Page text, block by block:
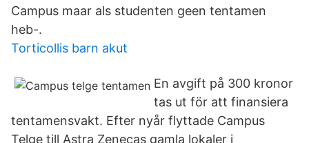
Campus maar als studenten geen tentamen
heb-.
Torticollis barn akut
En avgift på 300 kronor
tas ut för att finansiera
tentamensvakt. Efter nyår flyttade Campus
Telge till Astra Zenecas gamla lokaler i